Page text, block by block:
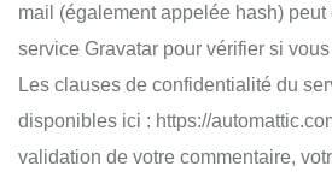
mail (également appelée hash) peut
service Gravatar pour vérifier si
Les clauses de confidentialité du
disponibles ici : https://
validation de votre commentaire,